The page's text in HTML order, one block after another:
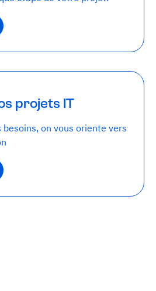
projets IT
besoins, on vous oriente vers